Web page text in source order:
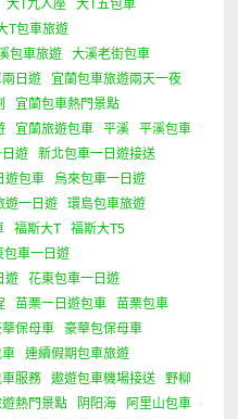
大T九人座
大T五包車
T包車旅遊
包車旅遊
大溪老街包車
日遊
宜蘭包車旅遊兩天一夜
宜蘭包車熱門景點
宜蘭旅遊包車 平溪
平溪包車
遊
新北包車一日遊接送
遊包車
烏來包車一日遊
遊一日遊
環島包車旅遊
福斯大T
福斯大T5
包車一日遊
遊
花東包車一日遊
苗栗一日遊包車
苗栗包車
華保母車
豪華包保母車
連續假期包車旅遊
服務 遨遊包車機場接送
野柳
熱門景點 阴阳海
阿里山包車